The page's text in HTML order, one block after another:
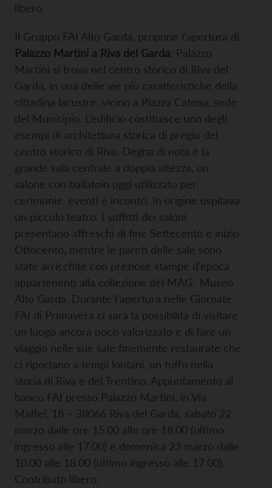
libero.
Il Gruppo FAI Alto Garda, propone l’apertura di
Palazzo Martini a Riva del Garda: Palazzo
Martini si trova nel centro storico di Riva del
Garda, in una delle vie più caratteristiche della
cittadina lacustre, vicino a Piazza Catena, sede
del Municipio. L’edificio costituisce uno degli
esempi di architettura storica di pregio del
centro storico di Riva. Degna di nota è la
grande sala centrale a doppia altezza, un
salone con ballatoio oggi utilizzato per
cerimonie, eventi e incontri. In origine ospitava
un piccolo teatro. I soffitti dei saloni
presentano affreschi di fine Settecento e inizio
Ottocento, mentre le pareti delle sale sono
state arricchite con preziose stampe d’epoca
appartenenti alla collezione del MAG- Museo
Alto Garda. Durante l’apertura nelle Giornate
FAI di Primavera ci sarà la possibilità di visitare
un luogo ancora poco valorizzato e di fare un
viaggio nelle sue sale finemente restaurate che
ci riportano a tempi lontani, un tuffo nella
storia di Riva e del Trentino. Appuntamento al
banco FAI presso Palazzo Martini, in Via
Maffei, 18 – 38066 Riva del Garda, sabato 22
marzo dalle ore 15.00 alle ore 18.00 (ultimo
ingresso alle 17.00) e domenica 23 marzo dalle
10.00 alle 18.00 (ultimo ingresso alle 17.00).
Contributo libero.